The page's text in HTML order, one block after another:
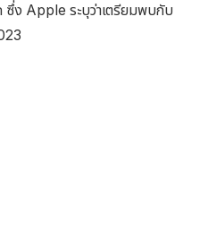
ซึ่ง Apple ระบุว่าเตรียมพบกับ